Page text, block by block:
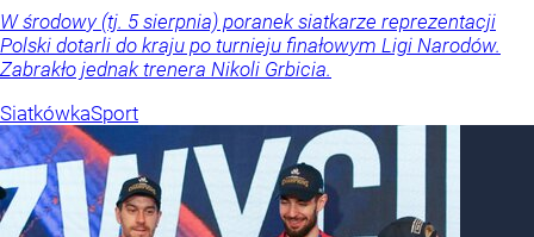
W środowy (tj. 5 sierpnia) poranek siatkarze reprezentacji
Polski dotarli do kraju po turnieju finałowym Ligi Narodów.
Zabrakło jednak trenera Nikoli Grbicia.
SiatkówkaSport